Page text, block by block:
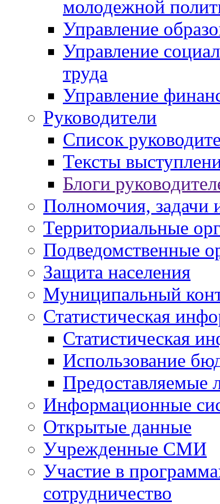
молодежной
Управление
Управление
труда
Управление
Руководители
Список
Тексты
Блоги
Полномочия, задачи
Территориальные
Подведомственные
Защита населения
Муниципальный
Статистическая
Статистическая
Использование
Предоставляемые
Информационные
Открытые данные
Учрежденные СМИ
Участие в
сотрудничество